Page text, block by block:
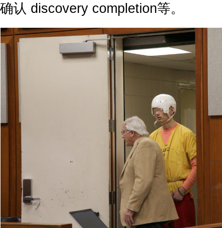
确认 discovery completion等。